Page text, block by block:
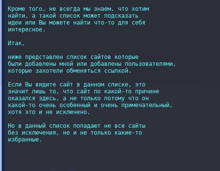
Кроме того, не всегда мы знаем, что хотим
найти, а такой список может подсказать
идеи или Вы можете найти что-то для себя
интересное.
Итак,
ниже представлен список сайтов которые
были добавлены мной или добавлены пользователями,
которые захотели обменяться ссылкой.
Если Вы видите сайт в данном списке, это
значит лишь то, что сайт по какой-то причине
оказался здесь, а не только потому что он
какой-то очень особенный и очень примечательный,
хотя это и не исключено.
Но в данный список попадают не все сайты
без исключения, но и не только какие-то
избранные.